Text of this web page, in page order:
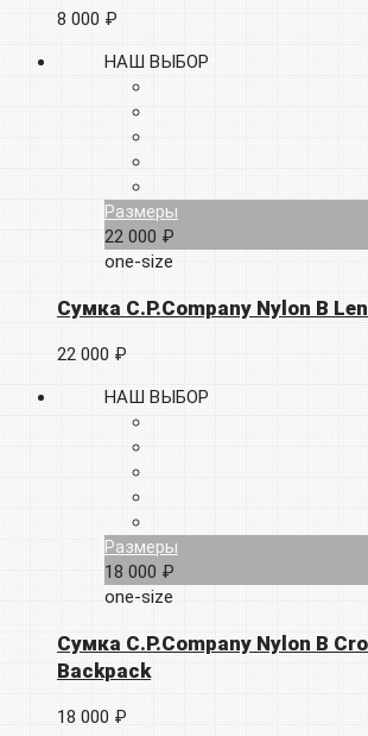
8 000 ₽
НАШ ВЫБОР
Размеры
22 000 ₽
one-size
Сумка C.P.Company Nylon B
22 000 ₽
НАШ ВЫБОР
Размеры
18 000 ₽
one-size
Сумка C.P.Company Nylon B
Backpack
18 000 ₽